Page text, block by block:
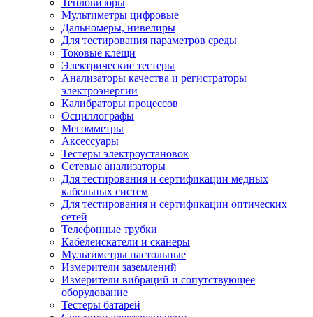
Мультиметры цифровые
Дальномеры, нивелиры
Для тестирования параметров среды
Токовые клещи
Электрические тестеры
Анализаторы качества и регистраторы
электроэнергии
Калибраторы процессов
Осциллографы
Мегомметры
Аксессуары
Тестеры электроустановок
Сетевые анализаторы
Для тестирования и сертификации медных
кабельных систем
Для тестирования и сертификации оптических
сетей
Телефонные трубки
Кабелеискатели и сканеры
Мультиметры настольные
Измерители заземлений
Измерители вибраций и сопутствующее
оборудование
Тестеры батарей